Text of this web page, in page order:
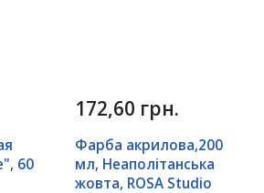
60
172,60 грн.
Фарба акрилова,200
мл, Неаполітанська
жовта, ROSA Studio